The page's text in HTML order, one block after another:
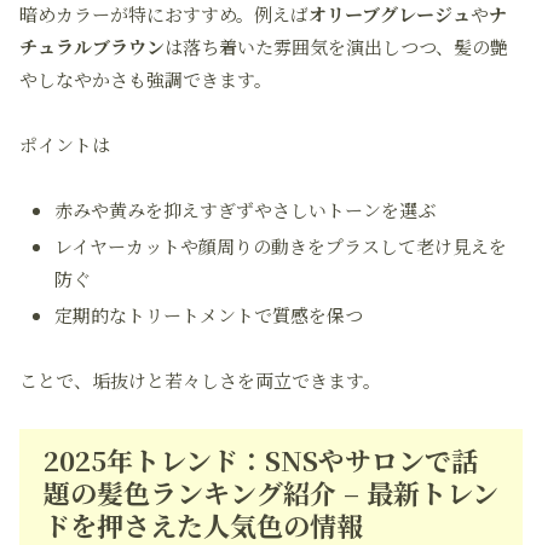
暗めカラーが特におすすめ。例えばオリーブグレージュやナ
チュラルブラウンは落ち着いた雰囲気を演出しつつ、髪の艶
やしなやかさも強調できます。
ポイントは
赤みや黄みを抑えすぎずやさしいトーンを選ぶ
レイヤーカットや顔周りの動きをプラスして老け見えを
防ぐ
定期的なトリートメントで質感を保つ
ことで、垢抜けと若々しさを両立できます。
2025年トレンド：SNSやサロンで話
題の髪色ランキング紹介 – 最新トレン
ドを押さえた人気色の情報